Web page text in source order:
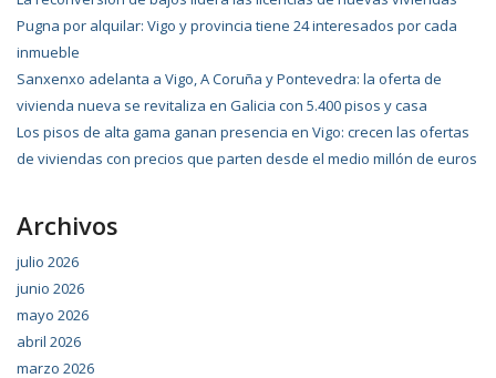
Pugna por alquilar: Vigo y provincia tiene 24 interesados por cada
inmueble
Sanxenxo adelanta a Vigo, A Coruña y Pontevedra: la oferta de
vivienda nueva se revitaliza en Galicia con 5.400 pisos y casa
Los pisos de alta gama ganan presencia en Vigo: crecen las ofertas
de viviendas con precios que parten desde el medio millón de euros
Archivos
julio 2026
junio 2026
mayo 2026
abril 2026
marzo 2026